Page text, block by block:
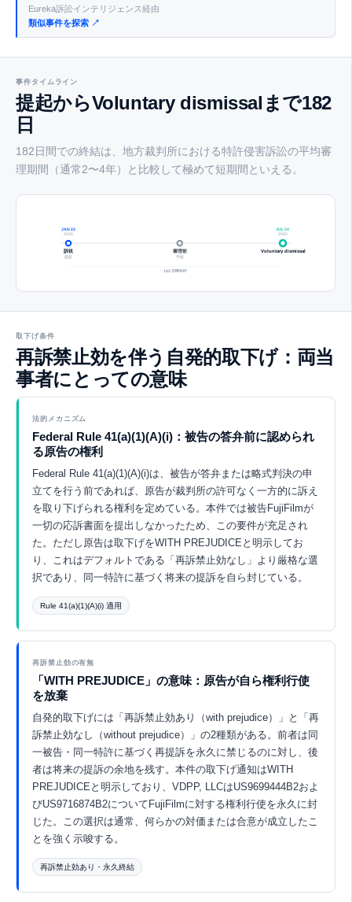
Eureka訴訟インテリジェンス経由
類似事件を探索 ↗
事件タイムライン
提起からVoluntary dismissalまで182
日
182日間での終結は、地方裁判所における特許侵害訴訟の平均審
理期間（通常2〜4年）と比較して極めて短期間といえる。
JAN 23
2025
訴状
提起
審理前
手続
JUL 24
2025
Voluntary dismissal
182 日間合計
取下げ条件
再訴禁止効を伴う自発的取下げ：両当
事者にとっての意味
法的メカニズム
Federal Rule 41(a)(1)(A)(i)：被告の答弁前に認められ
る原告の権利
Federal Rule 41(a)(1)(A)(i)は、被告が答弁または略式判決の申
立てを行う前であれば、原告が裁判所の許可なく一方的に訴え
を取り下げられる権利を定めている。本件では被告FujiFilmが
一切の応訴書面を提出しなかったため、この要件が充足され
た。ただし原告は取下げをWITH PREJUDICEと明示してお
り、これはデフォルトである「再訴禁止効なし」より厳格な選
択であり、同一特許に基づく将来の提訴を自ら封じている。
Rule 41(a)(1)(A)(i) 適用
再訴禁止効の有無
「WITH PREJUDICE」の意味：原告が自ら権利行使
を放棄
自発的取下げには「再訴禁止効あり（with prejudice）」と「再
訴禁止効なし（without prejudice）」の2種類がある。前者は同
一被告・同一特許に基づく再提訴を永久に禁じるのに対し、後
者は将来の提訴の余地を残す。本件の取下げ通知はWITH
PREJUDICEと明示しており、VDPP, LLCはUS9699444B2およ
びUS9716874B2についてFujiFilmに対する権利行使を永久に封
じた。この選択は通常、何らかの対価または合意が成立したこ
とを強く示唆する。
再訴禁止効あり・永久終結